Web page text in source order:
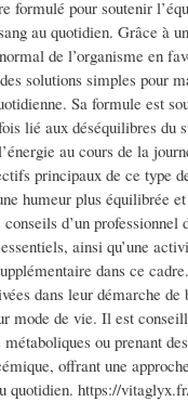
pour soutenir
au quotidien. Grâce à
de l’organisme en
solutions simples
Sa formule est
lié aux déséquilibres
au cours de la
principaux de ce type
humeur plus équilibrée
d’un
ainsi qu’une
dans ce
dans leur démarche
mode de vie. Il est
ou prenant
offrant une
quotidien. https://